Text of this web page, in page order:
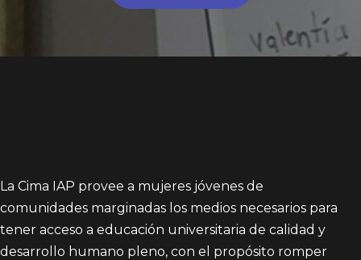
La Cima IAP provee a mujeres jóvenes de
comunidades marginadas los medios necesarios para
tener acceso a educación universitaria de calidad y
desarrollo humano pleno, con el propósito romper